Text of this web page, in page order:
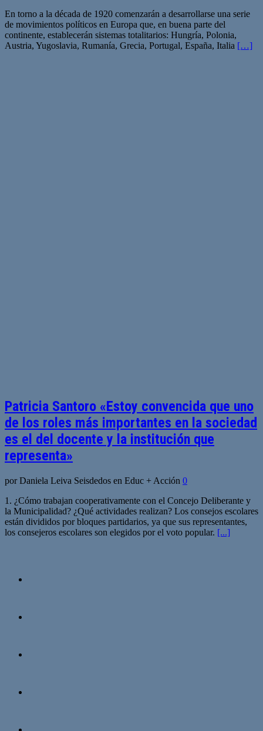
En torno a la década de 1920 comenzarán a desarrollarse una serie
de movimientos políticos en Europa que, en buena parte del
continente, establecerán sistemas totalitarios: Hungría, Polonia,
Austria, Yugoslavia, Rumanía, Grecia, Portugal, España, Italia […]
Patricia Santoro «Estoy convencida que uno
de los roles más importantes en la sociedad
es el del docente y la institución que
representa»
por Daniela Leiva Seisdedos en Educ + Acción 0
1. ¿Cómo trabajan cooperativamente con el Concejo Deliberante y
la Municipalidad? ¿Qué actividades realizan? Los consejos escolares
están divididos por bloques partidarios, ya que sus representantes,
los consejeros escolares son elegidos por el voto popular. [...]